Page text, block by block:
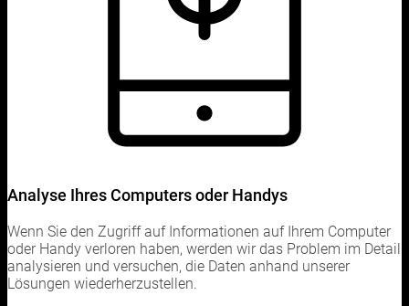
Analyse Ihres Computers oder Handys
Wenn Sie den Zugriff auf Informationen auf Ihrem Computer
oder Handy verloren haben, werden wir das Problem im Detail
analysieren und versuchen, die Daten anhand unserer
Lösungen wiederherzustellen.